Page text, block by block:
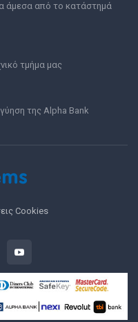
άμεσα από το κατάστημά
τμήμα μας
της Alpha Bank
Cookies